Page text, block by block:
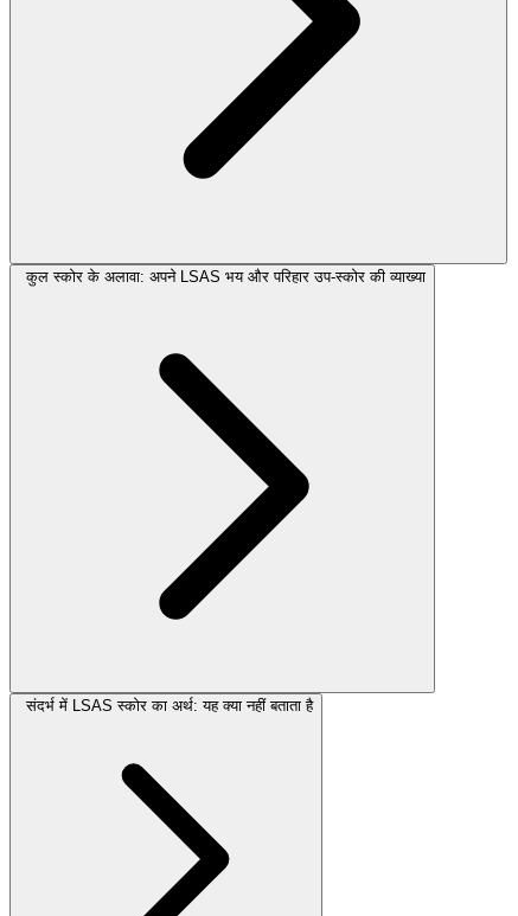
कुल स्कोर के अलावा: अपने LSAS भय और परिहार उप-स्कोर की व्याख्या
संदर्भ में LSAS स्कोर का अर्थ: यह क्या नहीं बताता है